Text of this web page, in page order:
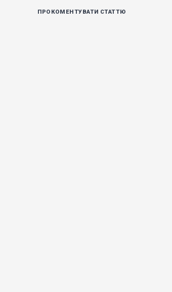
ПРОКОМЕНТУВАТИ СТАТТЮ